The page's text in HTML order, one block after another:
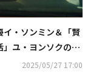
イ・ソンミン＆「賢
」ユ・ヨンソクの共
・ソジュン出演番組
2025/05/27 17:00